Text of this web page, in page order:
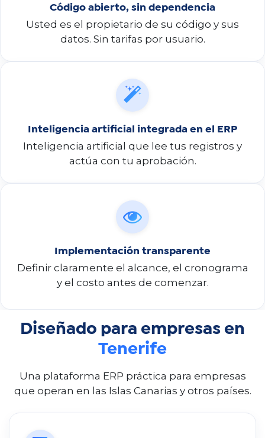
Código abierto, sin dependencia
Usted es el propietario de su código y sus
datos. Sin tarifas por usuario.
Inteligencia artificial integrada en el ERP
Inteligencia artificial que lee tus registros y
actúa con tu aprobación.
Implementación transparente
Definir claramente el alcance, el cronograma
y el costo antes de comenzar.
Diseñado para empresas en
Tenerife
Una plataforma ERP práctica para empresas
que operan en las Islas Canarias y otros países.